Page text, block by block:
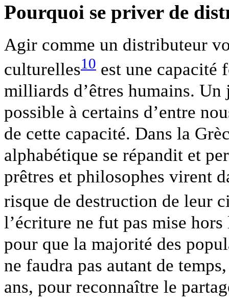
Pourquoi se priver de
Agir comme un distributeur
culturelles10 est une capacité
milliards d’êtres humains.
possible à certains d’entre
de cette capacité. Dans la
alphabétique se répandit et
prêtres et philosophes virent
risque de destruction de leur
l’écriture ne fut pas mise
pour que la majorité des
ne faudra pas autant de
ans, pour reconnaître le